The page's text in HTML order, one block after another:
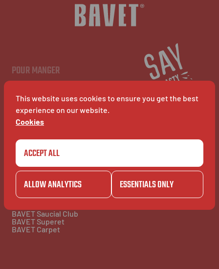
This website uses cookies to ensure you get the best
experience on our website.
Cookies
ACCEPT ALL
ALLOW ANALYTICS ESSENTIALS ONLY
POUR MANGER
Menu
BAVET Kiosk
BAVET Rollet
BAVET Bucket
POUR S'AMUSER
Community
BAVET Kadet
BAVET Camionet
BAVET Bicyclet
BAVET Saucial Club
BAVET Superet
BAVET Carpet
À Propos
Jobs
FAQ's
Contact